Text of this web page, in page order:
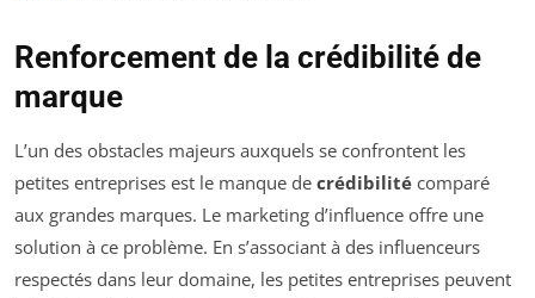
Renforcement de la crédibilité de
marque
L’un des obstacles majeurs auxquels se confrontent les
petites entreprises est le manque de crédibilité comparé
aux grandes marques. Le marketing d’influence offre une
solution à ce problème. En s’associant à des influenceurs
respectés dans leur domaine, les petites entreprises peuvent